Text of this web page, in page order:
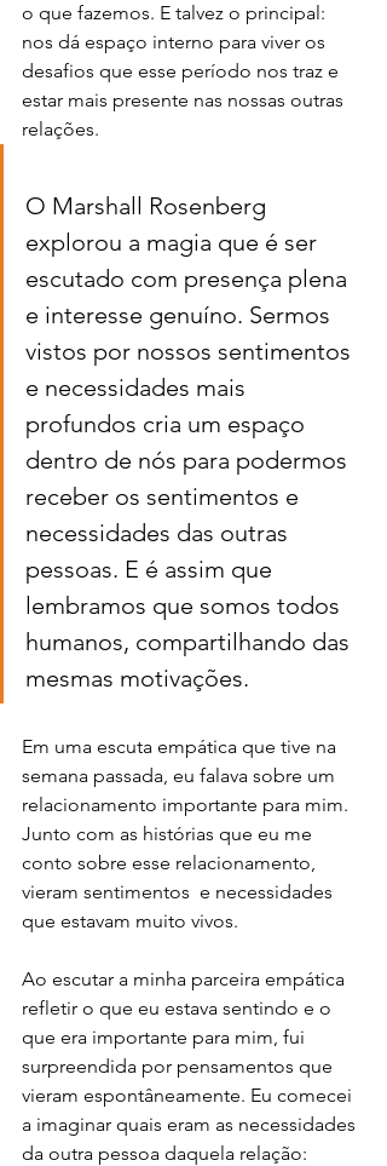
o que fazemos. E talvez o principal:
nos dá espaço interno para viver os
desafios que esse período nos traz e
estar mais presente nas nossas outras
relações.
O Marshall Rosenberg
explorou a magia que é ser
escutado com presença plena
e interesse genuíno. Sermos
vistos por nossos sentimentos
e necessidades mais
profundos cria um espaço
dentro de nós para podermos
receber os sentimentos e
necessidades das outras
pessoas. E é assim que
lembramos que somos todos
humanos, compartilhando das
mesmas motivações.
Em uma escuta empática que tive na
semana passada, eu falava sobre um
relacionamento importante para mim.
Junto com as histórias que eu me
conto sobre esse relacionamento,
vieram sentimentos  e necessidades
que estavam muito vivos.
Ao escutar a minha parceira empática
refletir o que eu estava sentindo e o
que era importante para mim, fui
surpreendida por pensamentos que
vieram espontâneamente. Eu comecei
a imaginar quais eram as necessidades
da outra pessoa daquela relação: